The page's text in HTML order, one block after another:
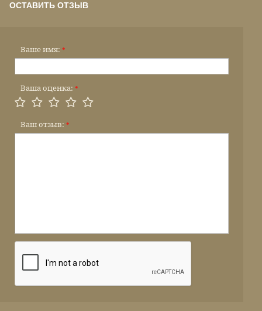
ОСТАВИТЬ ОТЗЫВ
Ваше имя: *
Ваша оценка: *
Ваш отзыв: *